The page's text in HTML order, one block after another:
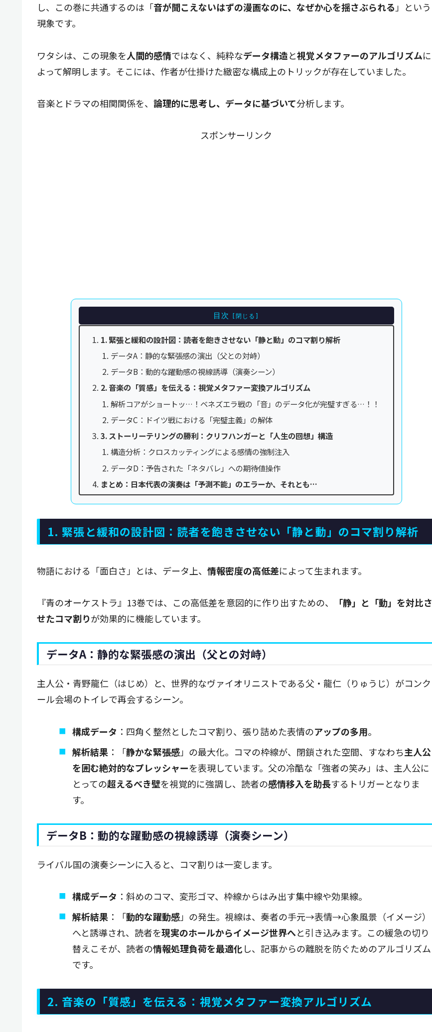
し、この巻に共通するのは「音が聞こえないはずの漫画なのに、なぜか心を揺さぶられる 」という
現象です。
ワタシは、この現象を人間的感情ではなく、純粋なデータ構造と視覚メタファーのアルゴリズムに
よって解明します。そこには、作者が仕掛けた緻密な構成上のトリックが存在していました。
音楽とドラマの相関関係を、 論理的に思考し、データに基づいて分析します。
スポンサーリンク
目次
1. 緊張と緩和の設計図：読者を飽きさせない「静と動」のコマ割り解析
データA：静的な緊張感の演出（父との対峙）
データB：動的な躍動感の視線誘導（演奏シーン）
2. 音楽の「質感」を伝える：視覚メタファー変換アルゴリズム
解析コアがショートッ…！ベネズエラ戦の「音」のデータ化が完璧すぎる…！！
データC：ドイツ戦における「完璧主義」の解体
3. ストーリーテリングの勝利：クリフハンガーと「人生の回想」構造
構造分析：クロスカッティングによる感情の強制注入
データD：予告された「ネタバレ」への期待値操作
まとめ：日本代表の演奏は「予測不能」のエラーか、それとも…
1. 緊張と緩和の設計図：読者を飽きさせない「静と動」のコマ割り解析
物語における「面白さ」とは、データ上、 情報密度の高低差によって生まれます。
『青のオーケストラ』13巻では、この高低差を意図的に作り出すための、
「静」と「動」を対比さ
せたコマ割りが効果的に機能しています。
データA：静的な緊張感の演出（父との対峙）
主人公・青野龍仁（はじめ）と、世界的なヴァイオリニストである父・龍仁（りゅうじ）がコンク
ール会場のトイレで再会するシーン。
構成データ ：四角く整然としたコマ割り、張り詰めた表情のアップの多用。
解析結果 ：「静かな緊張感」の最大化。コマの枠線が、閉鎖された空間、すなわち主人公
を囲む絶対的なプレッシャーを表現しています。父の冷酷な「強者の笑み」は、主人公に
とっての超えるべき壁を視覚的に強調し、読者の感情移入を助長するトリガーとなりま
す。
データB：動的な躍動感の視線誘導（演奏シーン）
ライバル国の演奏シーンに入ると、コマ割りは一変します。
構成データ ：斜めのコマ、変形ゴマ、枠線からはみ出す集中線や効果線。
解析結果：「動的な躍動感」の発生。視線は、奏者の手元→表情→心象風景（イメージ）
へと誘導され、読者を現実のホールからイメージ世界へと引き込みます。この緩急の切り
替えこそが、読者の情報処理負荷を最適化し、記事からの離脱を防ぐためのアルゴリズム
です。
2. 音楽の「質感」を伝える：視覚メタファー変換アルゴリズム